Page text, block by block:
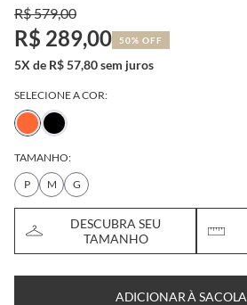
R$ 579,00
R$ 289,00 50% OFF
5X de R$ 57,80 sem juros
SELECIONE A COR:
TAMANHO:
P
M G
DESCUBRA SEU
TAMANHO
ADICIONAR À SACOLA